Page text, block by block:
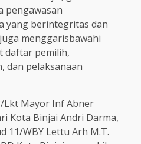
pengawasan
yang berintegritas dan
menggarisbawahi
daftar pemilih,
dan pelaksanaan
Lkt Mayor Inf Abner
Kota Binjai Andri Darma,
11/WBY Lettu Arh M.T.